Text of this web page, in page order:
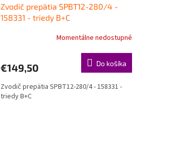
Zvodič prepätia SPBT12-280/4 -
158331 - triedy B+C
Momentálne nedostupné
€149,50 Do košíka
Zvodič prepätia SPBT12-280/4 - 158331 -
triedy B+C